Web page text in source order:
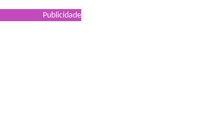
Publicidade